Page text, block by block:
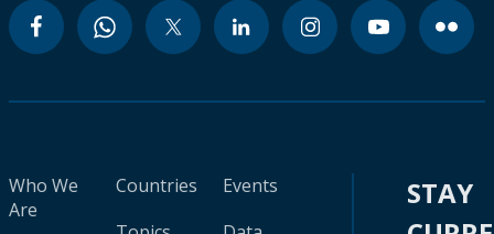
Who We
Are
Countries
Events
STAY